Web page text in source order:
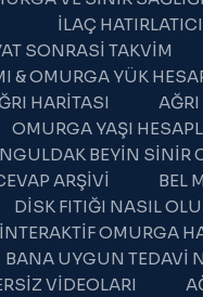
İLAÇ HATIRLATICI
SONRASI TAKVIM
& OMURGA YÜK
HARITASI
AĞRI
OMURGA YAŞI
BEYIN SINIR
ARŞIVI
BEL
DISK FITIĞI NASIL
İNTERAKTIF OMURGA
BANA UYGUN TEDAVI
VIDEOLARI